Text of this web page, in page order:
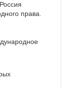
права.